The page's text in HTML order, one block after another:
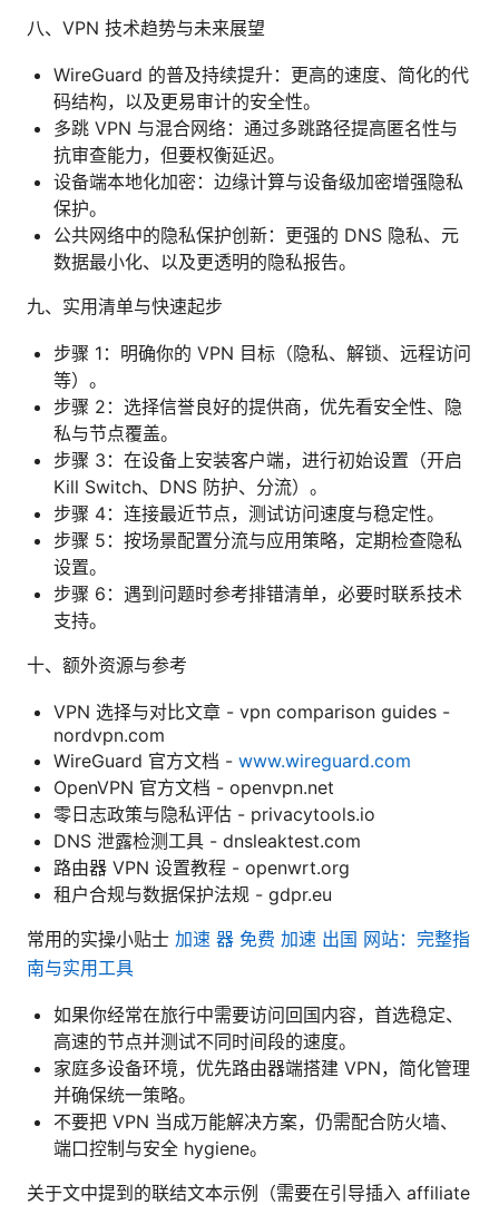
八、VPN 技术趋势与未来展望
WireGuard 的普及持续提升：更高的速度、简化的代
码结构，以及更易审计的安全性。
多跳 VPN 与混合网络：通过多跳路径提高匿名性与
抗审查能力，但要权衡延迟。
设备端本地化加密：边缘计算与设备级加密增强隐私
保护。
公共网络中的隐私保护创新：更强的 DNS 隐私、元
数据最小化、以及更透明的隐私报告。
九、实用清单与快速起步
步骤 1：明确你的 VPN 目标（隐私、解锁、远程访问
等）。
步骤 2：选择信誉良好的提供商，优先看安全性、隐
私与节点覆盖。
步骤 3：在设备上安装客户端，进行初始设置（开启
Kill Switch、DNS 防护、分流）。
步骤 4：连接最近节点，测试访问速度与稳定性。
步骤 5：按场景配置分流与应用策略，定期检查隐私
设置。
步骤 6：遇到问题时参考排错清单，必要时联系技术
支持。
十、额外资源与参考
VPN 选择与对比文章 - vpn comparison guides -
nordvpn.com
WireGuard 官方文档 - www.wireguard.com
OpenVPN 官方文档 - openvpn.net
零日志政策与隐私评估 - privacytools.io
DNS 泄露检测工具 - dnsleaktest.com
路由器 VPN 设置教程 - openwrt.org
租户合规与数据保护法规 - gdpr.eu
常用的实操小贴士 加速 器 免费 加速 出国 网站：完整指
南与实用工具
如果你经常在旅行中需要访问回国内容，首选稳定、
高速的节点并测试不同时间段的速度。
家庭多设备环境，优先路由器端搭建 VPN，简化管理
并确保统一策略。
不要把 VPN 当成万能解决方案，仍需配合防火墙、
端口控制与安全 hygiene。
关于文中提到的联结文本示例（需要在引导插入 affiliate